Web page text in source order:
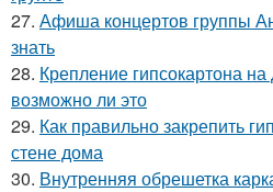
27. Афиша концертов группы
знать
28. Крепление гипсокартона
возможно ли это
29. Как правильно закрепить
стене дома
30. Внутренняя обрешетка